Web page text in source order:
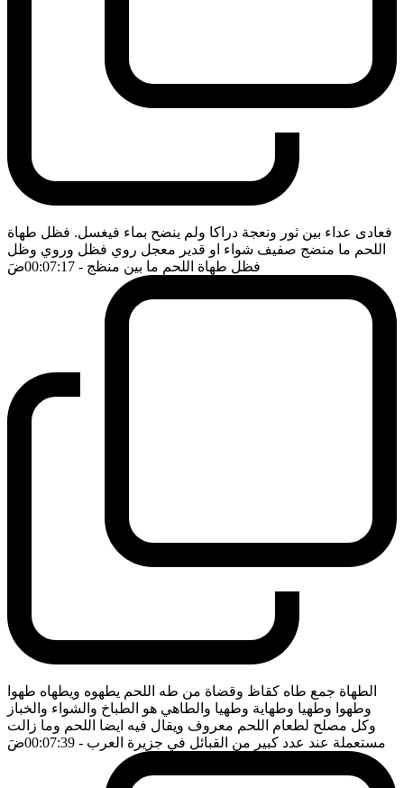
فعادى عداء بين ثور ونعجة دراكا ولم ينضح بماء فيغسل. فظل طهاة
اللحم ما منضج صفيف شواء او قدير معجل روي فظل وروي وظل
فظل طهاة اللحم ما بين منظج - 00:07:17 ضَ
الطهاة جمع طاه كقاظ وقضاة من طه اللحم يطهوه ويطهاه طهوا
وطهوا وطهيا وطهاية وطهيا والطاهي هو الطباخ والشواء والخباز
وكل مصلح لطعام اللحم معروف ويقال فيه ايضا اللحم وما زالت
مستعملة عند عدد كبير من القبائل في جزيرة العرب - 00:07:39 ضَ